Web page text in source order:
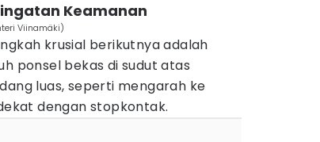
Keamanan
Viinamäki)
krusial berikutnya adalah
ponsel bekas di sudut atas
luas, seperti mengarah ke
dengan stopkontak.